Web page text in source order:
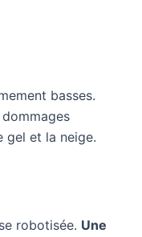
basses.
gel et la neige.
robotisée. Une